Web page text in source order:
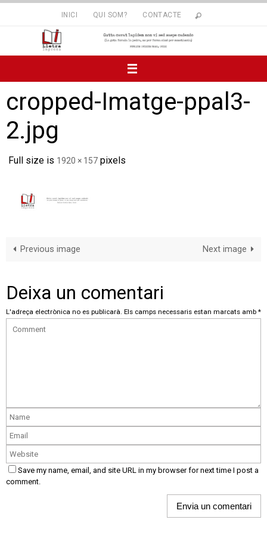
INICI QUI SOM? CONTACTE
cropped-Imatge-ppal3-
2.jpg
Full size is 1920 × 157 pixels
Previous image Next image
Deixa un comentari
L'adreça electrònica no es publicarà. Els camps necessaris estan marcats amb *
Save my name, email, and site URL in my browser for next time I post a
comment.